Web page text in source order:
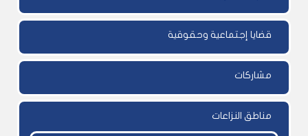
قضايا إجتماعية وحقوقية
مشاركات
مناطق النزاعات